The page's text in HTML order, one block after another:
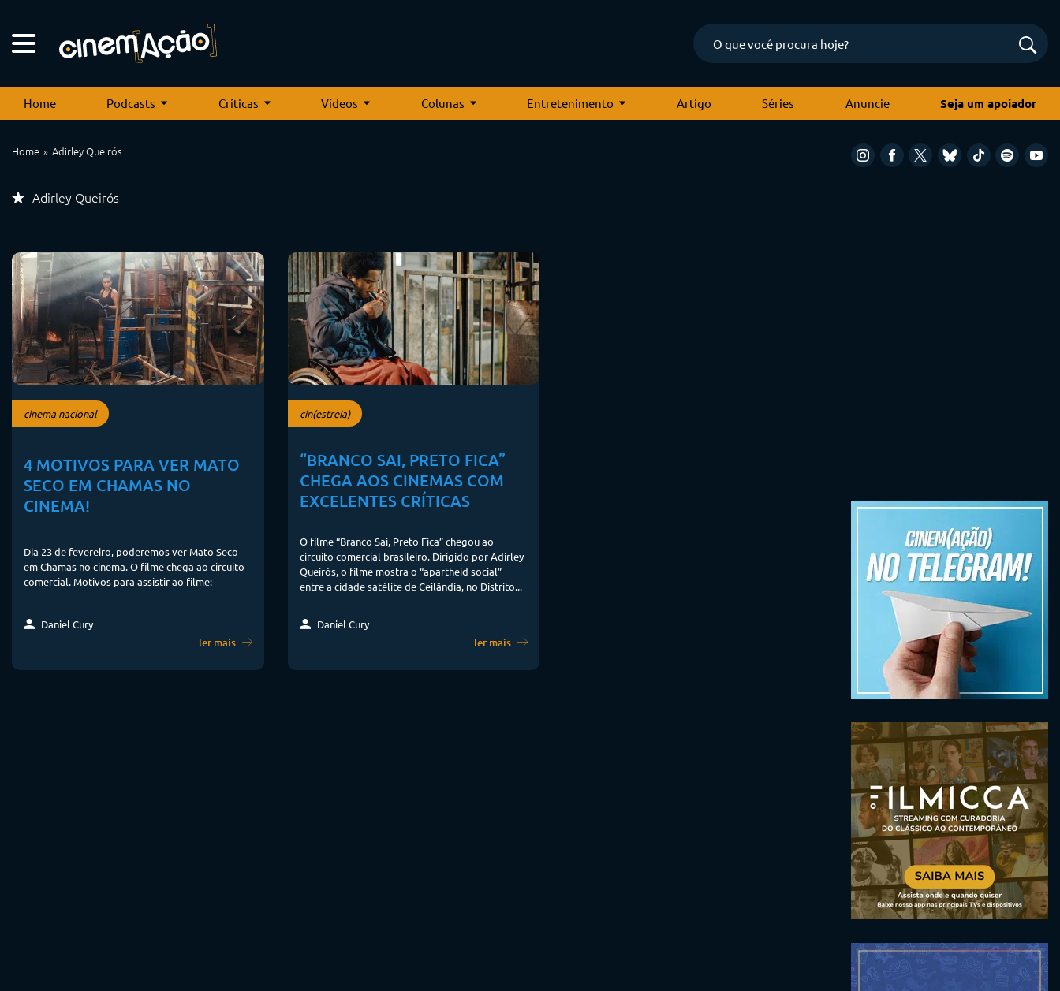
Home Podcasts Críticas Vídeos Colunas Entretenimento Artigo Séries Anuncie Seja um apoiador
Home Adirley Queirós
Adirley Queirós
cinema nacional
4 MOTIVOS PARA VER MATO
SECO EM CHAMAS NO
CINEMA!
Dia 23 de fevereiro, poderemos ver Mato Seco
em Chamas no cinema. O filme chega ao circuito
comercial. Motivos para assistir ao filme:
Daniel Cury
ler mais
cin(estreia)
“BRANCO SAI, PRETO FICA”
CHEGA AOS CINEMAS COM
EXCELENTES CRÍTICAS
O filme “Branco Sai, Preto Fica” chegou ao
circuito comercial brasileiro. Dirigido por Adirley
Queirós, o filme mostra o “apartheid social”
entre a cidade satélite de Ceilândia, no Distrito...
Daniel Cury
ler mais